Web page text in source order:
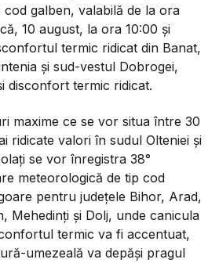
galben, valabilă de la ora
10 august, la ora 10:00 și
termic ridicat din Banat,
și sud-vestul Dobrogei,
disconfort termic ridicat.
maxime ce se vor situa între 30
ridicate valori în sudul Olteniei și
se vor înregistra 38°
meteorologică de tip cod
pentru județele Bihor, Arad,
Mehedinți și Dolj, unde canicula
termic va fi accentuat,
umezeală va depăși pragul